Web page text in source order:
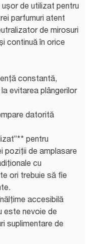
de utilizat pentru
parfumuri atent
de mirosuri
continuă în orice
constantă,
evitarea plângerilor
datorită
pentru
poziții de amplasare
cu
ori trebuie să fie
accesibilă
este nevoie de
suplimentare de